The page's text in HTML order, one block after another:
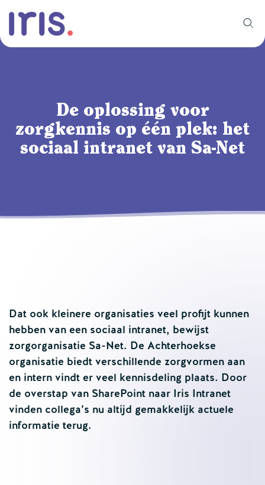
De oplossing voor
zorgkennis op één plek: het
sociaal intranet van Sa-Net
Dat ook kleinere organisaties veel profijt kunnen
hebben van een sociaal intranet, bewijst
zorgorganisatie Sa-Net. De Achterhoekse
organisatie biedt verschillende zorgvormen aan
en intern vindt er veel kennisdeling plaats. Door
de overstap van SharePoint naar Iris Intranet
vinden collega’s nu altijd gemakkelijk actuele
informatie terug.